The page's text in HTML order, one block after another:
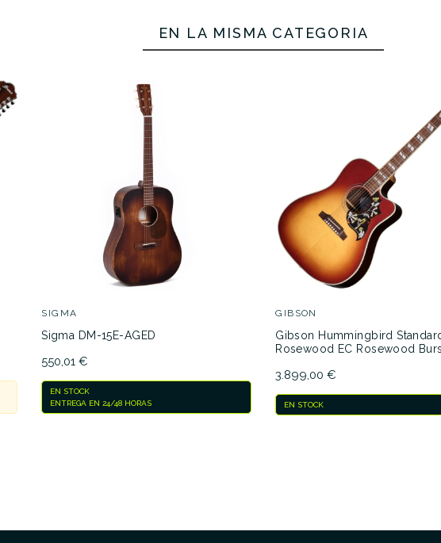
EN LA MISMA CATEGORÍA
SIGMA
Sigma DM-15E-AGED
550,01 €
EN STOCK
ENTREGA EN 24/48 HORAS
GIBSON
Gibson Hummingbird
Rosewood EC Rosewood
3.899,00 €
EN STOCK